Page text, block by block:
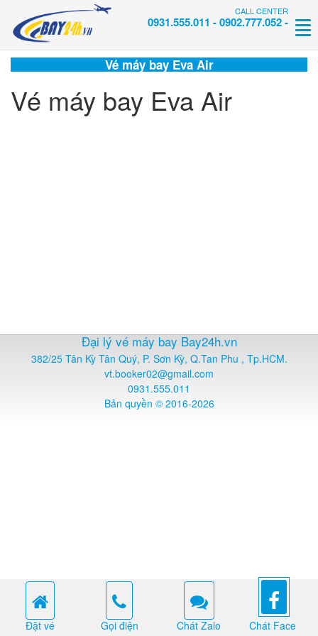
CALL CENTER
0931.555.011 -0902.777.052-
Vé máy bay Eva Air
Vé máy bay Eva Air
Đại lý vé máy bay Bay24h.vn
382/25 Tân Kỳ Tân Quý, P. Sơn Kỳ, Q.Tan Phu , Tp.HCM.
vt.booker02@gmail.com
0931.555.011
Bản quyền © 2016-2026
Đặt vé Gọi điện Chát Zalo Chát Face